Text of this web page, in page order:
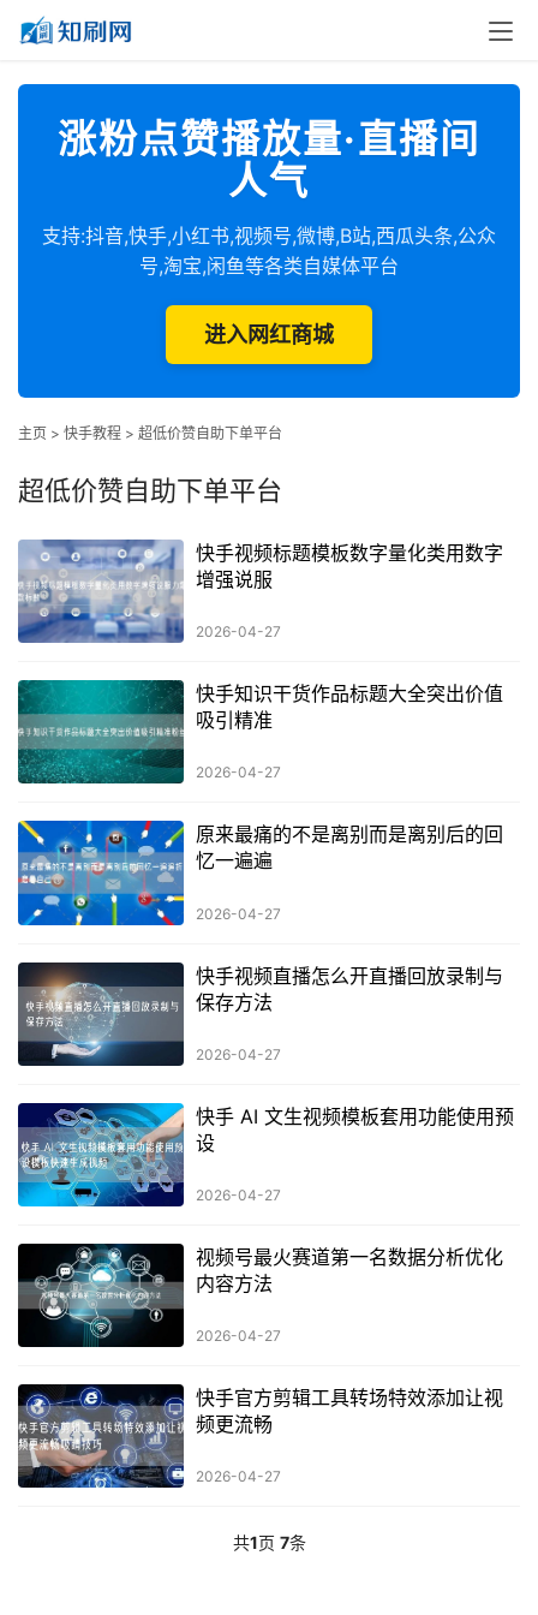
涨粉点赞播放量·直播间
人气
支持:抖音,快手,小红书,视频号,微博,B站,西瓜头条,公众
号,淘宝,闲鱼等各类自媒体平台
进入网红商城
主页 > 快手教程 > 超低价赞自助下单平台
超低价赞自助下单平台
快手视频标题模板数字量化类用数字
增强说服
2026-04-27
快手知识干货作品标题大全突出价值
吸引精准
2026-04-27
原来最痛的不是离别而是离别后的回
忆一遍遍
2026-04-27
快手视频直播怎么开直播回放录制与
保存方法
2026-04-27
快手 AI 文生视频模板套用功能使用预
设
2026-04-27
视频号最火赛道第一名数据分析优化
内容方法
2026-04-27
快手官方剪辑工具转场特效添加让视
频更流畅
2026-04-27
共1页 7条